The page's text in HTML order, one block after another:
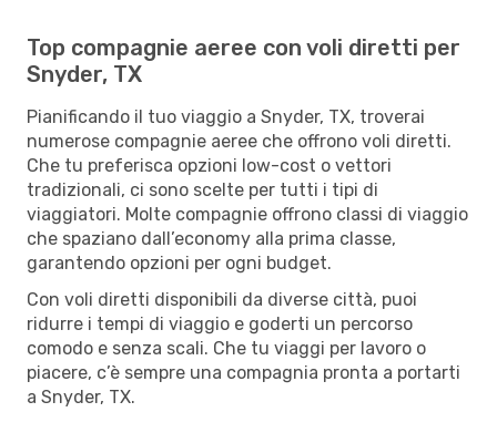
Top compagnie aeree con voli diretti per
Snyder, TX
Pianificando il tuo viaggio a Snyder, TX, troverai
numerose compagnie aeree che offrono voli diretti.
Che tu preferisca opzioni low-cost o vettori
tradizionali, ci sono scelte per tutti i tipi di
viaggiatori. Molte compagnie offrono classi di viaggio
che spaziano dall’economy alla prima classe,
garantendo opzioni per ogni budget.
Con voli diretti disponibili da diverse città, puoi
ridurre i tempi di viaggio e goderti un percorso
comodo e senza scali. Che tu viaggi per lavoro o
piacere, c’è sempre una compagnia pronta a portarti
a Snyder, TX.